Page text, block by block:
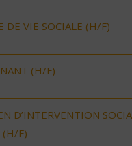
DE VIE SOCIALE (H/F)
(H/F)
D’INTERVENTION
(H/F)